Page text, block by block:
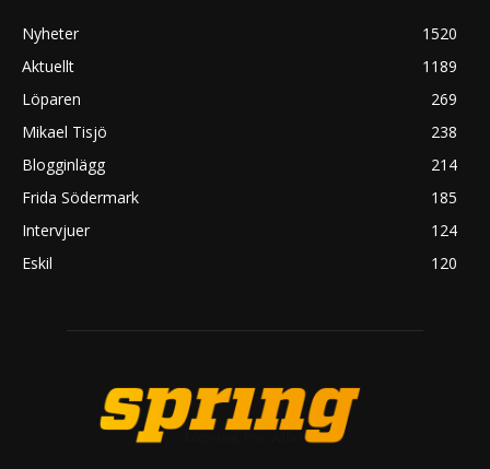
Nyheter
1520
Aktuellt
1189
Löparen
269
Mikael Tisjö
238
Blogginlägg
214
Frida Södermark
185
Intervjuer
124
Eskil
120